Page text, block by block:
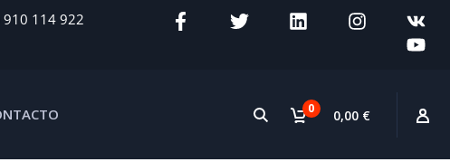
910 114 922
0 0,00 €